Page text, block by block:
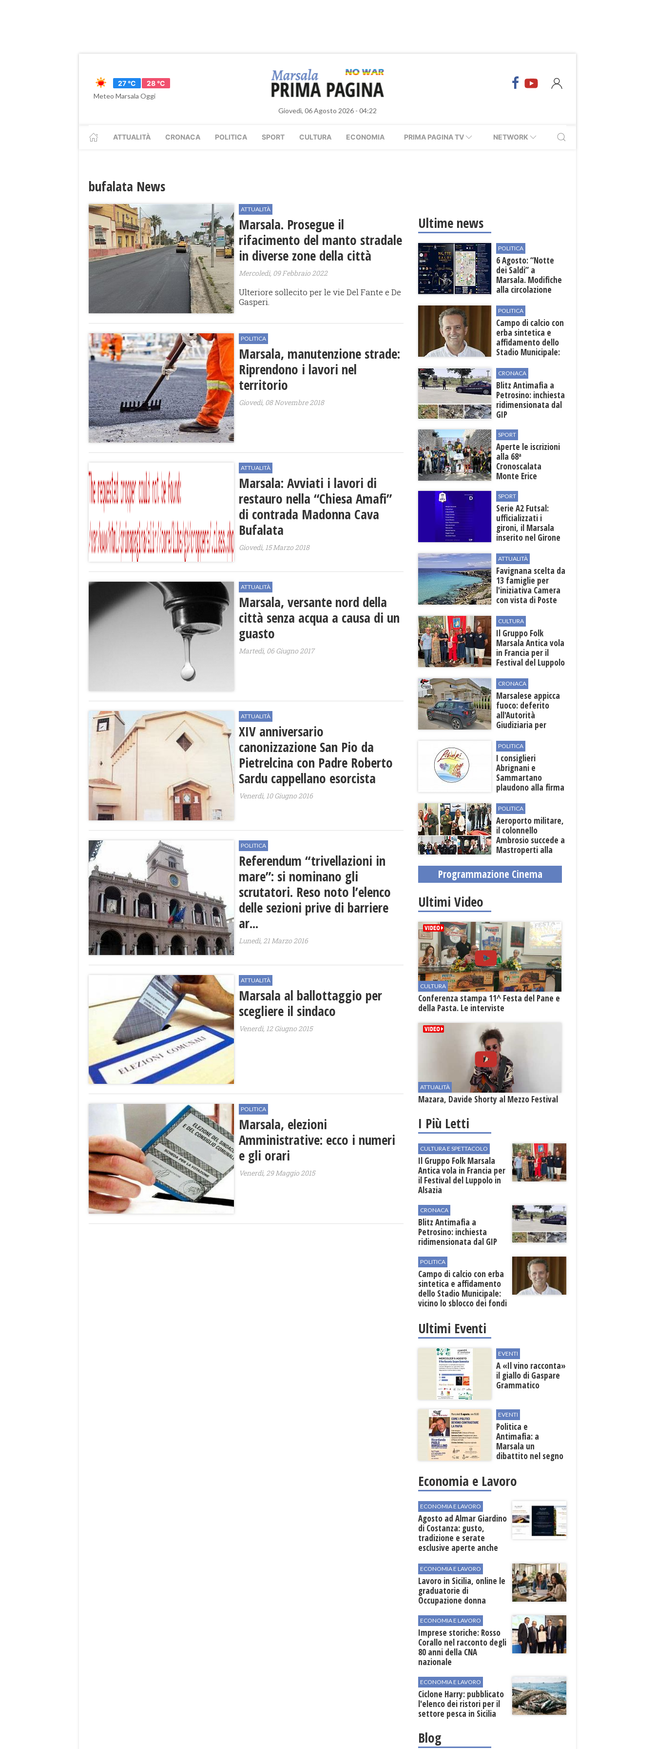
27 °C
28 °C
Meteo Marsala Oggi
Giovedì, 06 Agosto 2026 - 04:22
ATTUALITÀ CRONACA POLITICA SPORT CULTURA ECONOMIA PRIMA PAGINA TV NETWORK
bufalata News
ATTUALITÀ
Marsala. Prosegue il
rifacimento del manto stradale
in diverse zone della città
Mercoledì, 09 Febbraio 2022
Ulteriore sollecito per le vie Del Fante e De
Gasperi.
POLITICA
Marsala, manutenzione strade:
Riprendono i lavori nel
territorio
Giovedì, 08 Novembre 2018
ATTUALITÀ
Marsala: Avviati i lavori di
restauro nella “Chiesa Amafi”
di contrada Madonna Cava
Bufalata
Giovedì, 15 Marzo 2018
ATTUALITÀ
Marsala, versante nord della
città senza acqua a causa di un
guasto
Martedì, 06 Giugno 2017
ATTUALITÀ
XIV anniversario
canonizzazione San Pio da
Pietrelcina con Padre Roberto
Sardu cappellano esorcista
Venerdì, 10 Giugno 2016
POLITICA
Referendum “trivellazioni in
mare”: si nominano gli
scrutatori. Reso noto l’elenco
delle sezioni prive di barriere
ar...
Lunedì, 21 Marzo 2016
ATTUALITÀ
Marsala al ballottaggio per
scegliere il sindaco
Venerdì, 12 Giugno 2015
POLITICA
Marsala, elezioni
Amministrative: ecco i numeri
e gli orari
Venerdì, 29 Maggio 2015
Ultime news
POLITICA
6 Agosto: “Notte
dei Saldi” a
Marsala. Modifiche
alla circolazione
interessate alla
manifestazione
POLITICA
Campo di calcio con
erba sintetica e
affidamento dello
Stadio Municipale:
fondi regionali
CRONACA
Blitz Antimafia a
Petrosino: inchiesta
ridimensionata dal
GIP
SPORT
Aperte le iscrizioni
alla 68ª
Cronoscalata
Monte Erice
SPORT
Serie A2 Futsal:
ufficializzati i
gironi, il Marsala
inserito nel Girone
ATTUALITÀ
Favignana scelta da
13 famiglie per
l'iniziativa Camera
con vista di Poste
CULTURA
Il Gruppo Folk
Marsala Antica vola
in Francia per il
Festival del Luppolo
CRONACA
Marsalese appicca
fuoco: deferito
all'Autorità
Giudiziaria per
POLITICA
I consiglieri
Abrignani e
Sammartano
plaudono alla firma
la prevenzione
roghi
POLITICA
Aeroporto militare,
il colonnello
Ambrosio succede a
Mastroperti alla
Programmazione Cinema
Ultimi Video
CULTURA
Conferenza stampa 11^ Festa del Pane e
della Pasta. Le interviste
ATTUALITÀ
Mazara, Davide Shorty al Mezzo Festival
I Più Letti
CULTURA E SPETTACOLO
Il Gruppo Folk Marsala
Antica vola in Francia per
il Festival del Luppolo in
Alsazia
CRONACA
Blitz Antimafia a
Petrosino: inchiesta
ridimensionata dal GIP
POLITICA
Campo di calcio con erba
sintetica e affidamento
dello Stadio Municipale:
vicino lo sblocco dei fondi
Ultimi Eventi
EVENTI
A «Il vino racconta»
il giallo di Gaspare
Grammatico
EVENTI
Politica e
Antimafia: a
Marsala un
dibattito nel segno
Economia e Lavoro
ECONOMIA E LAVORO
Agosto ad Almar Giardino
di Costanza: gusto,
tradizione e serate
esclusive aperte anche
ECONOMIA E LAVORO
Lavoro in Sicilia, online le
graduatorie di
Occupazione donna
ECONOMIA E LAVORO
Imprese storiche: Rosso
Corallo nel racconto degli
80 anni della CNA
nazionale
ECONOMIA E LAVORO
Ciclone Harry: pubblicato
l'elenco dei ristori per il
settore pesca in Sicilia
Blog